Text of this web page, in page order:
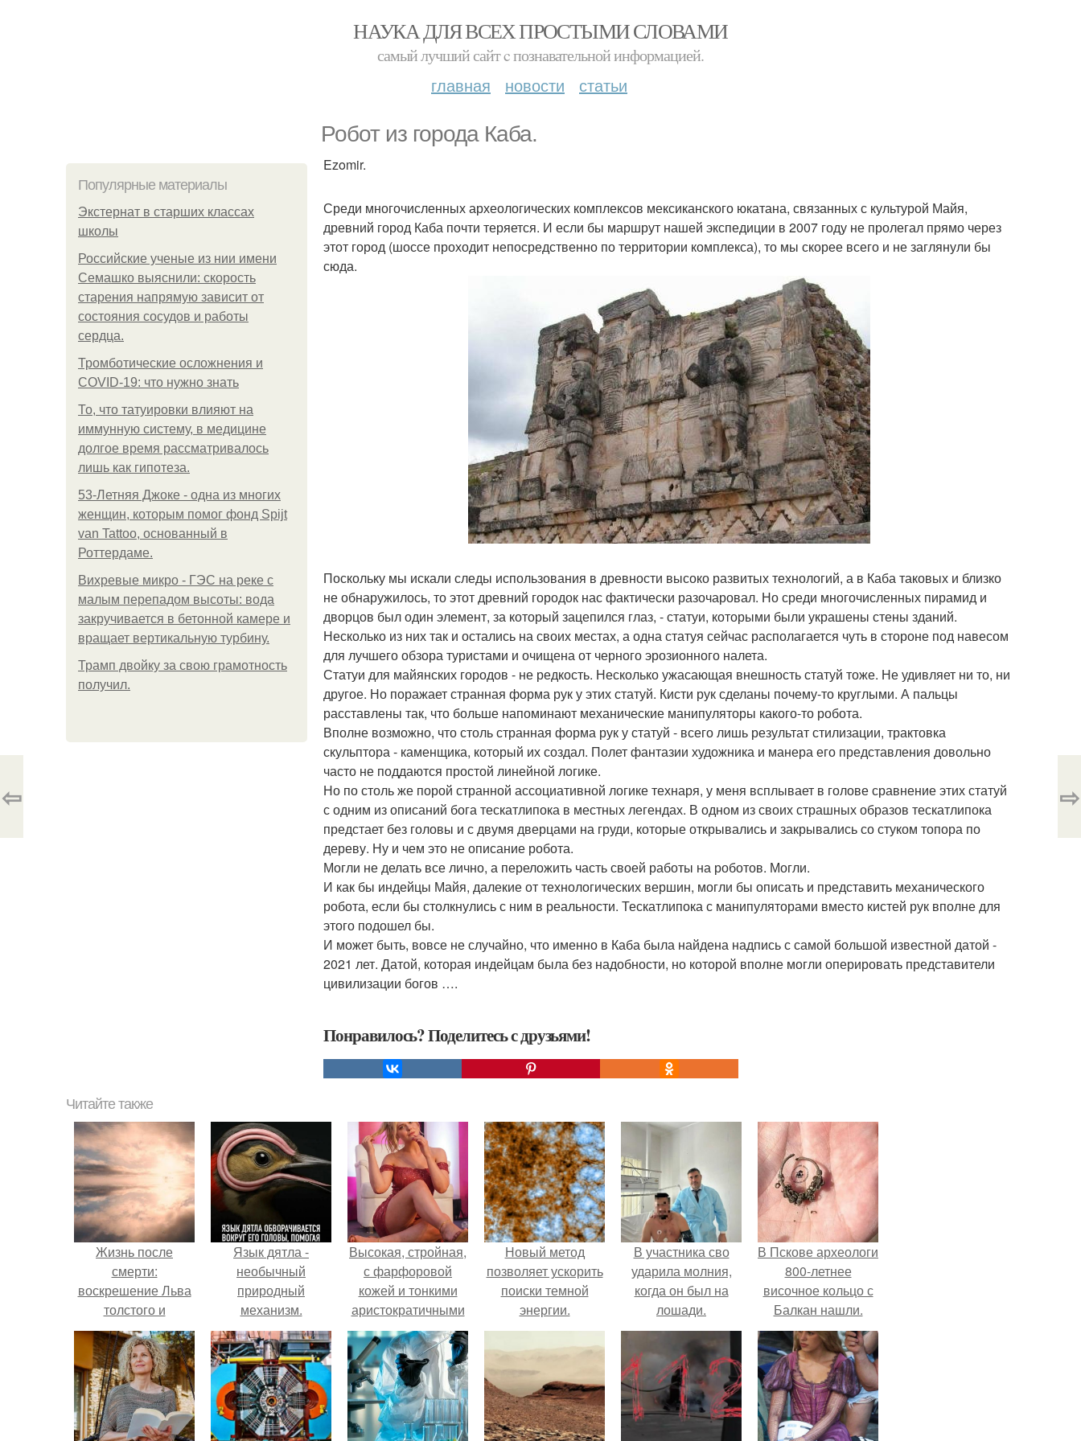
НАУКА ДЛЯ ВСЕХ ПРОСТЫМИ СЛОВАМИ
самый лучший сайт c познавательной информацией.
главная новости статьи
Робот из города Каба.
Популярные материалы
Экстернат в старших классах
школы
Российские ученые из нии имени
Семашко выяснили: скорость
старения напрямую зависит от
состояния сосудов и работы
сердца.
Тромботические осложнения и
COVID-19: что нужно знать
То, что татуировки влияют на
иммунную систему, в медицине
долгое время рассматривалось
лишь как гипотеза.
53-Летняя Джоке - одна из многих
женщин, которым помог фонд Spijt
van Tattoo, основанный в
Роттердаме.
Вихревые микро - ГЭС на реке с
малым перепадом высоты: вода
закручивается в бетонной камере и
вращает вертикальную турбину.
Трамп двойку за свою грамотность
получил.
Ezomir.
Среди многочисленных археологических комплексов мексиканского юкатана, связанных с культурой Майя,
древний город Каба почти теряется. И если бы маршрут нашей экспедиции в 2007 году не пролегал прямо через
этот город (шоссе проходит непосредственно по территории комплекса), то мы скорее всего и не заглянули бы
сюда.
Поскольку мы искали следы использования в древности высоко развитых технологий, а в Каба таковых и близко
не обнаружилось, то этот древний городок нас фактически разочаровал. Но среди многочисленных пирамид и
дворцов был один элемент, за который зацепился глаз, - статуи, которыми были украшены стены зданий.
Несколько из них так и остались на своих местах, а одна статуя сейчас располагается чуть в стороне под навесом
для лучшего обзора туристами и очищена от черного эрозионного налета.
Статуи для майянских городов - не редкость. Несколько ужасающая внешность статуй тоже. Не удивляет ни то, ни
другое. Но поражает странная форма рук у этих статуй. Кисти рук сделаны почему-то круглыми. А пальцы
расставлены так, что больше напоминают механические манипуляторы какого-то робота.
Вполне возможно, что столь странная форма рук у статуй - всего лишь результат стилизации, трактовка
скульптора - каменщика, который их создал. Полет фантазии художника и манера его представления довольно
часто не поддаются простой линейной логике.
Но по столь же порой странной ассоциативной логике технаря, у меня всплывает в голове сравнение этих статуй
с одним из описаний бога тескатлипока в местных легендах. В одном из своих страшных образов тескатлипока
предстает без головы и с двумя дверцами на груди, которые открывались и закрывались со стуком топора по
дереву. Ну и чем это не описание робота.
Могли не делать все лично, а переложить часть своей работы на роботов. Могли.
И как бы индейцы Майя, далекие от технологических вершин, могли бы описать и представить механического
робота, если бы столкнулись с ним в реальности. Тескатлипока с манипуляторами вместо кистей рук вполне для
этого подошел бы.
И может быть, вовсе не случайно, что именно в Каба была найдена надпись с самой большой известной датой -
2021 лет. Датой, которая индейцам была без надобности, но которой вполне могли оперировать представители
цивилизации богов ….
Понравилось? Поделитесь с друзьями!
⇦ ⇨
Читайте также
Жизнь после
смерти:
воскрешение Льва
толстого и
Зигмунда Фрейда.
Язык дятла -
необычный
природный
механизм.
Высокая, стройная,
с фарфоровой
кожей и тонкими
аристократичными
чертами, эль
выглядит так, будто
сошла с полотна
художника.
Новый метод
позволяет ускорить
поиски темной
энергии.
В участника сво
ударила молния,
когда он был на
лошади.
В Пскове археологи
800-летнее
височное кольцо с
Балкан нашли.